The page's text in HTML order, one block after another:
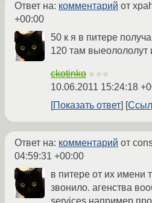
Ответ на: комментарий от
+00:00
50 к я в питере
120 там выеолололут
ckotinko ☆☆☆
10.06.2011 15:24:18
Показать ответ
Ответ на: комментарий от
04:59:31 +00:00
в питере от их имени
звонило. агенства